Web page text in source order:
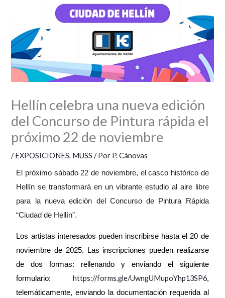
Hellín celebra una nueva edición
del Concurso de Pintura rápida el
próximo 22 de noviembre
/EXPOSICIONES, MUSS / Por P. Cánovas
El próximo sábado 22 de noviembre, el casco histórico de
Hellín se transformará en un vibrante estudio al aire libre
para la nueva edición del Concurso de Pintura Rápida
“Ciudad de Hellín”.
Los artistas interesados pueden inscribirse hasta el 20 de
noviembre de 2025. Las inscripciones pueden realizarse
de dos formas: rellenando y enviando el siguiente
formulario: https://forms.gle/UwngUMupoYhp13SP6,
telemáticamente, enviando la documentación requerida al